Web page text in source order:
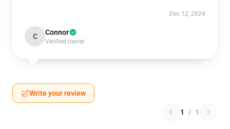
Dec 12, 2024
C Connor
Verified owner
Write your review
1 / 1